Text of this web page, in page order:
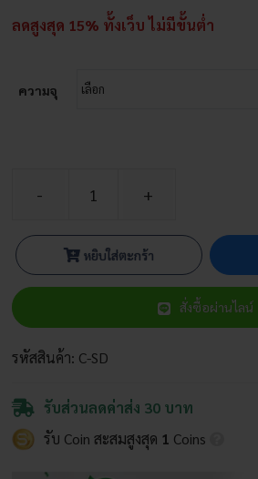
ลดสูงสุด 15% ทั้งเว็บ ไม่มีขั้นต่ำ
ความจุ
จำนวน
เครื่อง
พลาสติก
หยิบใส่ตะกร้า
สั่งซื้อผ่านไลน์
รหัสสินค้า: C-SD
รับส่วนลดค่าส่ง 30 บาท
รับ Coin สะสมสูงสุด 1 Coins